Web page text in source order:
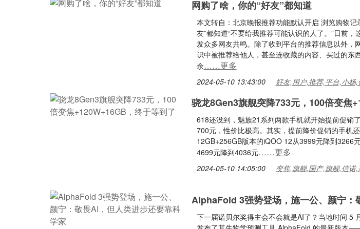
网购了啥，你的“好友”都知道
本文转自：北京晚报推荐功能默认开启 浏览购物记
友”都知道“不要给我推荐可能认识的人了。”日前，
发众多网友共鸣。除了收到平台的推荐信息以外，
识中被推荐给他人，甚至连收藏的内容、买过的东
余……更多
2024-05-10 13:43:00 好友,用户,推荐,平台,小杨,
骁龙8Gen3旗舰突降733元，100倍变焦
618还没到，魅族21系列两款手机就开始提前促销
700元，性价比极高。其实，提前降价促销的手机
12GB+256GB版本的iQOO 12从3999元降到3266
4699元降到4036元……更多
2024-05-10 14:05:00 变焦,旗舰,国产,旗舰,信诺,
AlphaFold 3强势登场，施一公、颜宁：
下一届诺贝尔奖得主会不会就是AI了？当地时间 5